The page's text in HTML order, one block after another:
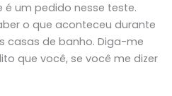
é um pedido nesse teste.
o que aconteceu durante
casas de banho. Diga-me
que você, se você me dizer